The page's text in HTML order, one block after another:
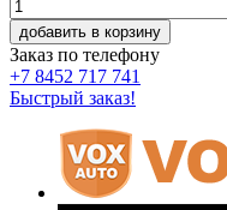
добавить в корзину
Заказ по телефону
+7 8452 717 741
Быстрый заказ!